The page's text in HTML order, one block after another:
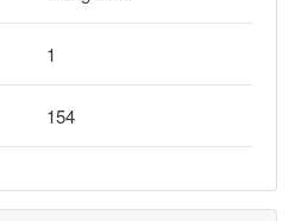
1
154